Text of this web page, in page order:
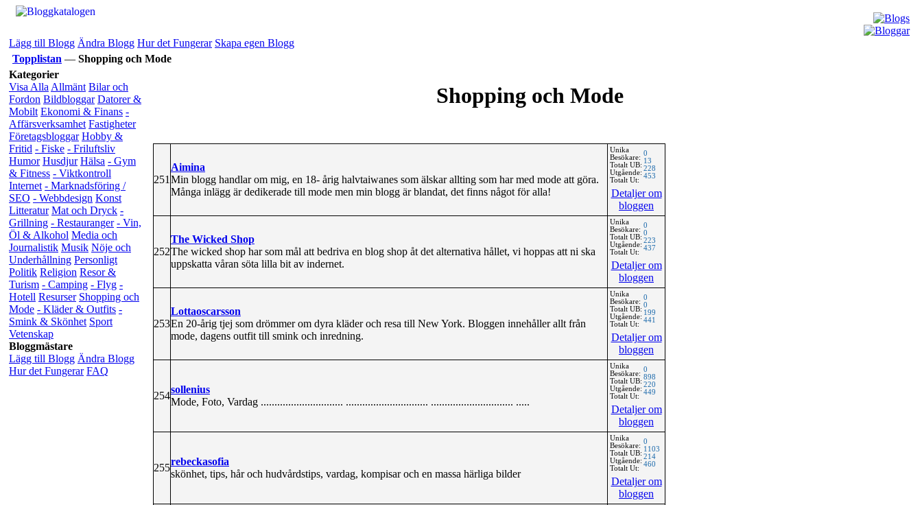
Lägg till Blogg Ändra Blogg Hur det Fungerar Skapa egen Blogg
Topplistan — Shopping och Mode
Kategorier
Visa Alla Allmänt Bilar och
Fordon Bildbloggar Datorer &
Mobilt Ekonomi & Finans -
Affärsverksamhet Fastigheter
Företagsbloggar Hobby &
Fritid - Fiske - Friluftsliv
Humor Husdjur Hälsa - Gym
& Fitness - Viktkontroll
Internet - Marknadsföring /
SEO - Webbdesign Konst
Litteratur Mat och Dryck -
Grillning - Restauranger - Vin,
Öl & Alkohol Media och
Journalistik Musik Nöje och
Underhållning Personligt
Politik Religion Resor &
Turism - Camping - Flyg -
Hotell Resurser Shopping och
Mode - Kläder & Outfits -
Smink & Skönhet Sport
Vetenskap
Bloggmästare
Lägg till Blogg Ändra Blogg
Hur det Fungerar FAQ
Shopping och Mode
251
Aimina
Min blogg handlar om mig, en 18- årig halvtaiwanes som älskar allting som har med mode att göra.
Många inlägg är dedikerade till mode men min blogg är blandat, det finns något för alla!
Unika
Besökare:
Totalt UB:
Utgående:
Totalt Ut:
0
13
228
453
Detaljer om
bloggen
252
The Wicked Shop
The wicked shop har som mål att bedriva en blog shop åt det alternativa hållet, vi hoppas att ni ska
uppskatta våran söta lilla bit av indernet.
Unika
Besökare:
Totalt UB:
Utgående:
Totalt Ut:
0
0
223
437
Detaljer om
bloggen
253
Lottaoscarsson
En 20-årig tjej som drömmer om dyra kläder och resa till New York. Bloggen innehåller allt från
mode, dagens outfit till smink och inredning.
Unika
Besökare:
Totalt UB:
Utgående:
Totalt Ut:
0
0
199
441
Detaljer om
bloggen
254
sollenius
Mode, Foto, Vardag .............................. .............................. .............................. .....
Unika
Besökare:
Totalt UB:
Utgående:
Totalt Ut:
0
898
220
449
Detaljer om
bloggen
255
rebeckasofia
skönhet, tips, hår och hudvårdstips, vardag, kompisar och en massa härliga bilder
Unika
Besökare:
Totalt UB:
Utgående:
Totalt Ut:
0
1103
214
460
Detaljer om
bloggen